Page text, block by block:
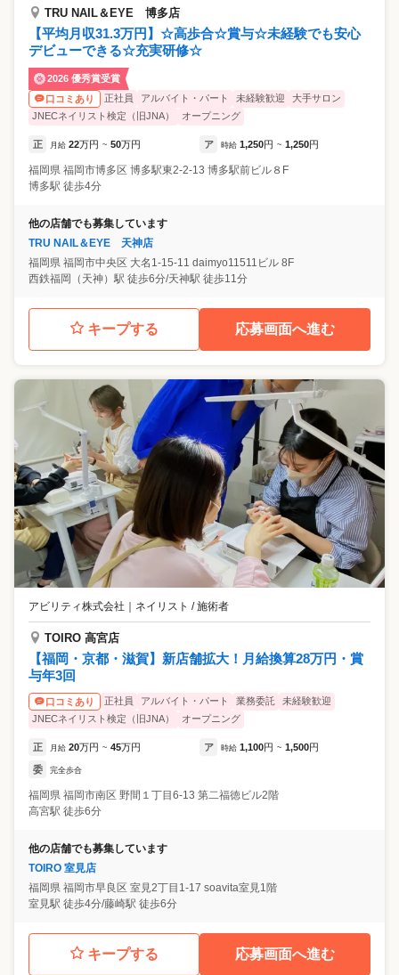
TRU NAIL＆EYE 博多店
【平均月収31.3万円】☆高歩合☆賞与☆未経験でも安心
デビューできる☆充実研修☆
2026 優秀賞受賞
口コミあり
正社員 アルバイト・パート 未経験歓迎
大手サロン
JNECネイリスト検定（旧JNA）
オープニング
正 月給 22万円 ~ 50万円 ア 時給 1,250円 ~ 1,250円
福岡県 福岡市博多区 博多駅東2-2-13 博多駅前ビル８F
博多駅 徒歩4分
他の店舗でも募集しています
TRU NAIL＆EYE 天神店
福岡県 福岡市中央区 大名1-15-11 daimyo11511ビル 8F
西鉄福岡（天神）駅 徒歩6分/天神駅 徒歩11分
キープする 応募画面へ進む
アビリティ株式会社 ｜ ネイリスト / 施術者
TOIRO 高宮店
【福岡・京都・滋賀】新店舗拡大！月給換算28万円・賞
与年3回
口コミあり 正社員 アルバイト・パート 業務委託
未経験歓迎
JNECネイリスト検定（旧JNA）
オープニング
正 月給 20万円 ~ 45万円 ア 時給 1,100円 ~ 1,500円
委 完全歩合
福岡県 福岡市南区 野間１丁目6-13 第二福徳ビル2階
高宮駅 徒歩6分
他の店舗でも募集しています
TOIRO 室見店
福岡県 福岡市早良区 室見2丁目1-17 soavita室見1階
室見駅 徒歩4分/藤崎駅 徒歩6分
キープする 応募画面へ進む